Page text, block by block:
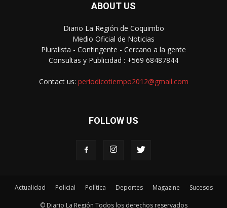
ABOUT US
Diario La Región de Coquimbo
Medio Oficial de Noticias
Pluralista - Contingente - Cercano a la gente
Consultas y Publicidad : +569 68487844
Contact us: periodicotiempo2012@gmail.com
FOLLOW US
Actualidad Policial Política Deportes Magazine Sucesos
© Diario La Región Todos los derechos reservados